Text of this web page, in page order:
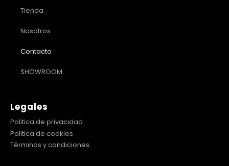
Tienda
Nosotros
Contacto
SHOWROOM
Legales
Politica de privacidad
Politica de cookies
Términos y condiciones